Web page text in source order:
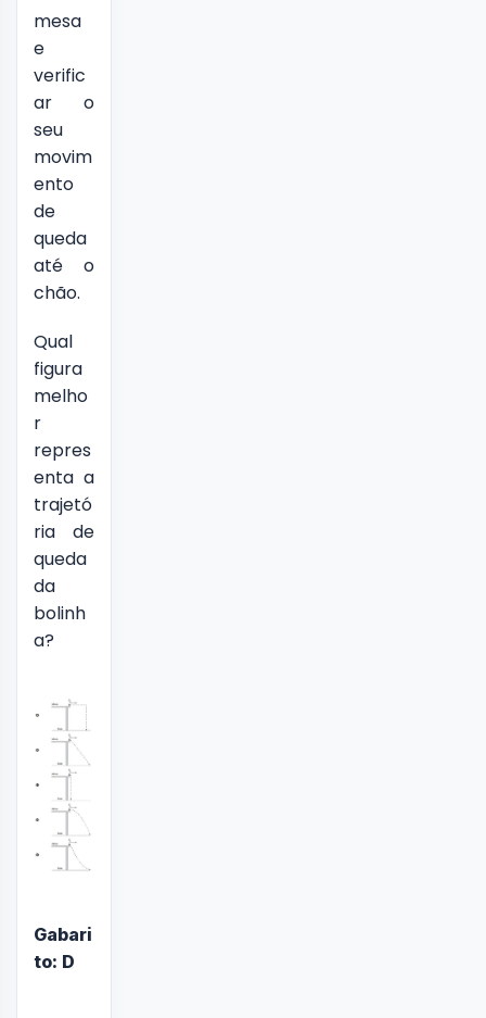
mesa
e
verific
ar o
seu
movim
ento
de
queda
até o
chão.
Qual
figura
melho
r
repres
enta a
trajetó
ria de
queda
da
bolinh
a?
Gabari
to: D